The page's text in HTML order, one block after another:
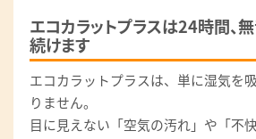
エコカラットプラスは24時間、
続けます
エコカラットプラスは、単に湿気を
りません。
目に見えない「空気の汚れ」や「不